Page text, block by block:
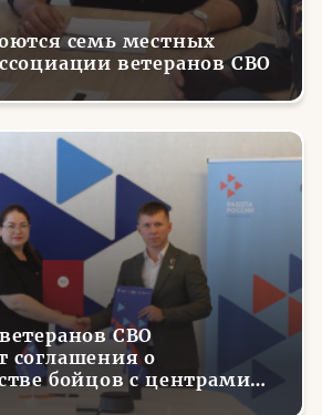
семь местных
ветеранов СВО
СВО
соглашения о
бойцов с центрами
России